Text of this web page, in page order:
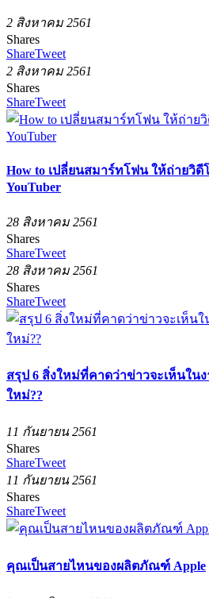
2 สิงหาคม 2561
Shares
ShareTweet
2 สิงหาคม 2561
Shares
ShareTweet
How to เปลี่ยนสมาร์ทโฟน ให้ถ่ายวิ
YouTuber
28 สิงหาคม 2561
Shares
ShareTweet
28 สิงหาคม 2561
Shares
ShareTweet
สรุป 6 สิ่งใหม่ที่คาดว่าข่าวจะเห็นในง
ใหม่??
11 กันยายน 2561
Shares
ShareTweet
11 กันยายน 2561
Shares
ShareTweet
คุณเป็นสายไหนของผลิตภัณฑ์ Apple